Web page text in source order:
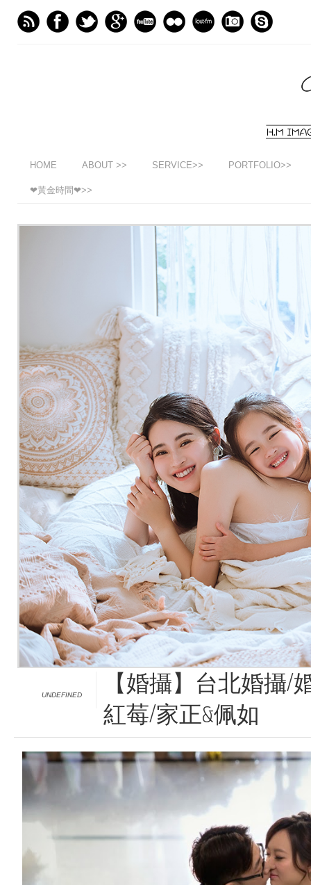
HOME ABOUT >> SERVICE>> PORTFOLIO>>
❤黃金時間❤>>
UNDEFINED
【婚攝】台北婚攝/
紅莓/家正&佩如